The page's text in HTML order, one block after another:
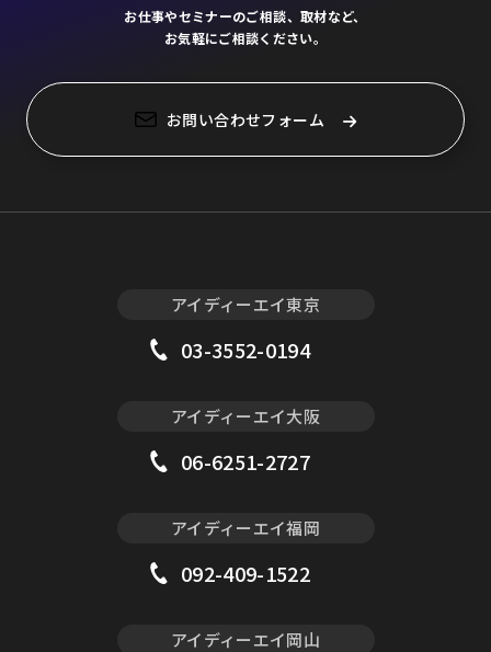
お仕事やセミナーのご相談、取材など、
お気軽にご相談ください。
お問い合わせフォーム
アイディーエイ東京
03-3552-0194
アイディーエイ大阪
06-6251-2727
アイディーエイ福岡
092-409-1522
アイディーエイ岡山